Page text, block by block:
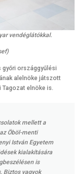
vendéglátókkal.
győri országgyűlési
alelnöke játszott
elnöke is.
mellett a
Öböl-menti
István Egyetem
kialakítására
is
Biztos vagyok